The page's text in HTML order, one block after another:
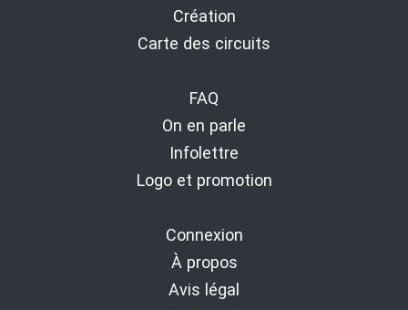
Création
Carte des circuits
FAQ
On en parle
Infolettre
Logo et promotion
Connexion
À propos
Avis légal